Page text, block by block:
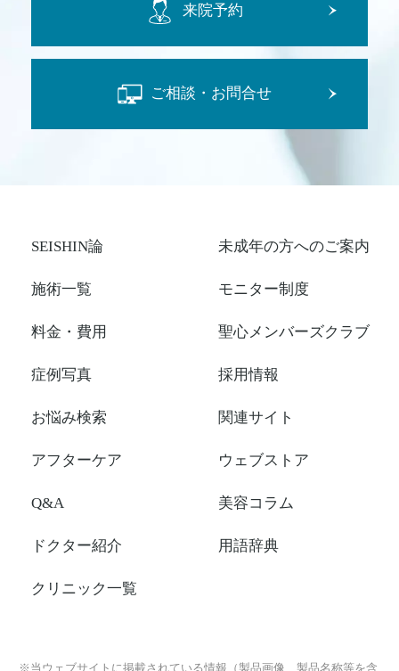
来院予約
ご相談・お問合せ
SEISHIN論
施術一覧
料金・費用
症例写真
お悩み検索
アフターケア
Q&A
ドクター紹介
クリニック一覧
未成年の方へのご案内
モニター制度
聖心メンバーズクラブ
採用情報
関連サイト
ウェブストア
美容コラム
用語辞典
※当ウェブサイトに掲載されている情報（製品画像、製品名称等を含